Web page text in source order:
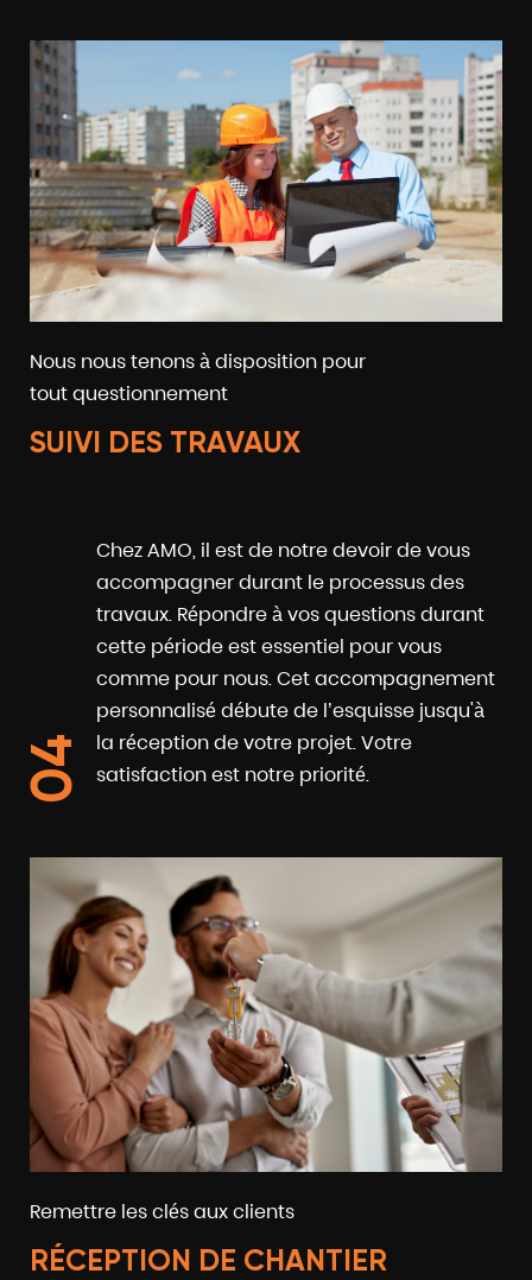
Chez AMO, il est de notre devoir de vous
accompagner durant le processus des
travaux. Répondre à vos questions durant
cette période est essentiel pour vous
comme pour nous. Cet accompagnement
personnalisé débute de l’esquisse jusqu'à
la réception de votre projet. Votre
satisfaction est notre priorité.
04
Nous nous tenons à disposition pour
tout questionnement
SUIVI DES TRAVAUX
Remettre les clés aux clients
RÉCEPTION DE CHANTIER